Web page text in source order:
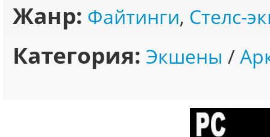
Жанр: Файтинги, Стелс-
Категория: Экшены /